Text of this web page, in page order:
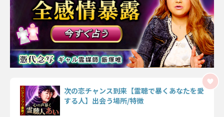
次の恋チャンス到来【霊聴で暴くあなたを愛
する人】出会う場所/特徴